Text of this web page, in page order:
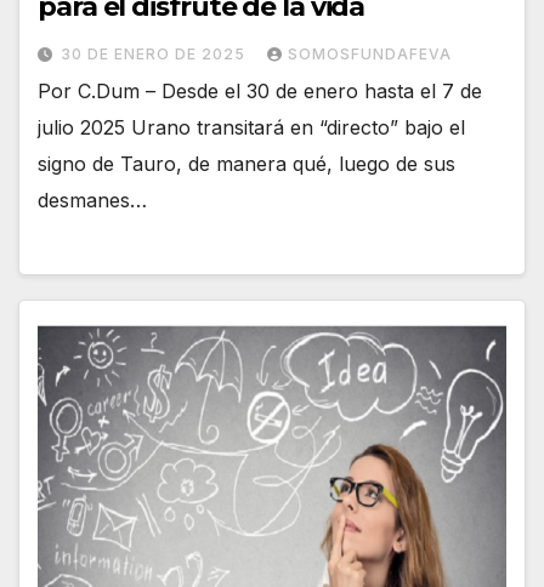
para el disfrute de la vida
30 DE ENERO DE 2025 SOMOSFUNDAFEVA
Por C.Dum – Desde el 30 de enero hasta el 7 de
julio 2025 Urano transitará en “directo” bajo el
signo de Tauro, de manera qué, luego de sus
desmanes…